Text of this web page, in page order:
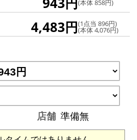
(本体 858円)
4,483円(1点当 896円)
(本体 4,076円)
店舗 準備無